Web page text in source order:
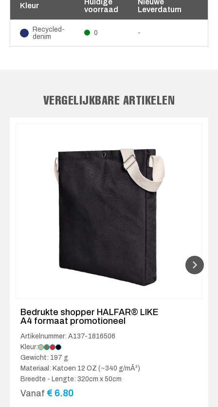
Kleur
voorraad
Leverdatum
Recycled-
denim
0 -
VERGELIJKBARE ARTIKELEN
Bedrukte shopper HALFAR® LIKE
A4 formaat promotioneel
Artikelnummer: A137-1816506
Kleur:
Gewicht: 197 g
Materiaal: Katoen 12 OZ (~340 g/mÂ²)
Breedte - Lengte: 320cm x 50cm
Vanaf € 6.80